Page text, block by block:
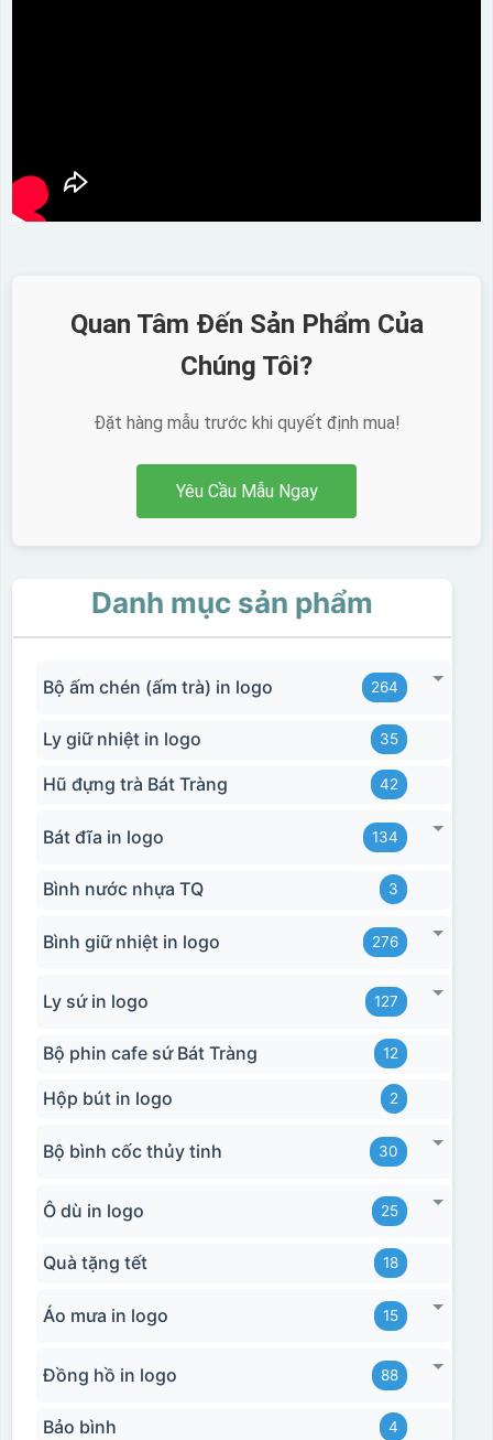
Hộp xi lót lụa
Hộp xi ấm chén
Quan Tâm Đến Sản Phẩm Của
Chúng Tôi?
Đặt hàng mẫu trước khi quyết định mua!
Yêu Cầu Mẫu Ngay
Danh mục sản phẩm
Bộ ấm chén (ấm trà) in logo 264
Ly giữ nhiệt in logo 35
Hũ đựng trà Bát Tràng 42
Bát đĩa in logo 134
Bình nước nhựa TQ 3
Bình giữ nhiệt in logo 276
Ly sứ in logo 127
Bộ phin cafe sứ Bát Tràng 12
Hộp bút in logo 2
Bộ bình cốc thủy tinh 30
Ô dù in logo 25
Quà tặng tết 18
Áo mưa in logo 15
Đồng hồ in logo 88
Bảo bình 4